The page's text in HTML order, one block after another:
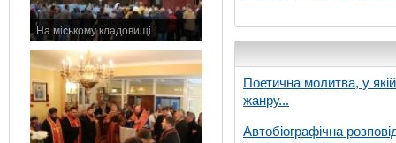
На міському кладовищі
Поетична молитва, у
жанру...
Автобіографічна